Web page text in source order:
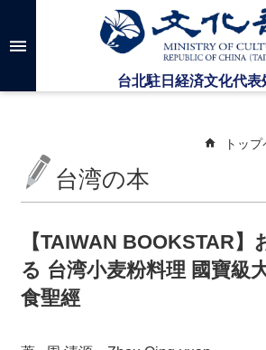
メインのコンテンツブロックにジャン
高
検
台
セ
ン
タ
に
トッ
台湾の本
【TAIWAN BOOKSTAR
る 台湾小麦粉料理 國寶級
食聖經